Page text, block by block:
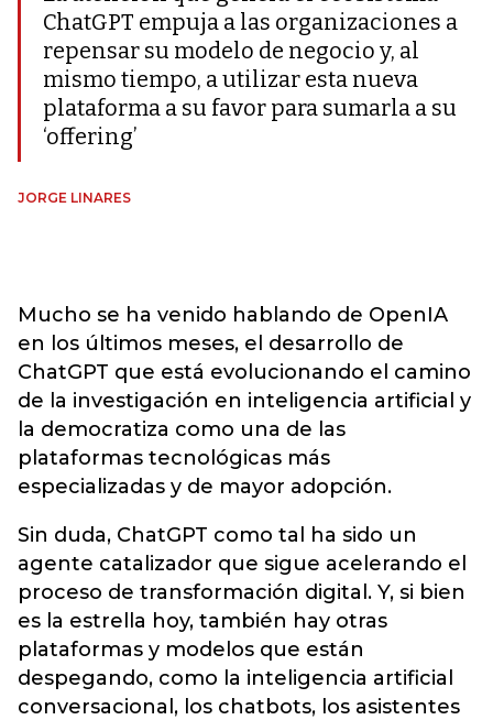
ChatGPT empuja a las organizaciones a
repensar su modelo de negocio y, al
mismo tiempo, a utilizar esta nueva
plataforma a su favor para sumarla a su
‘offering’
JORGE LINARES
Mucho se ha venido hablando de OpenIA
en los últimos meses, el desarrollo de
ChatGPT que está evolucionando el camino
de la investigación en inteligencia artificial y
la democratiza como una de las
plataformas tecnológicas más
especializadas y de mayor adopción.
Sin duda, ChatGPT como tal ha sido un
agente catalizador que sigue acelerando el
proceso de transformación digital. Y, si bien
es la estrella hoy, también hay otras
plataformas y modelos que están
despegando, como la inteligencia artificial
conversacional, los chatbots, los asistentes